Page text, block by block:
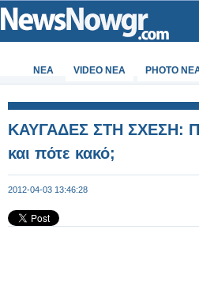
ΝΕΑ VIDEO NEA PHOTO
ΚΑΥΓΑΔΕΣ ΣΤΗ ΣΧΕΣΗ:
και πότε κακό;
2012-04-03 13:46:28